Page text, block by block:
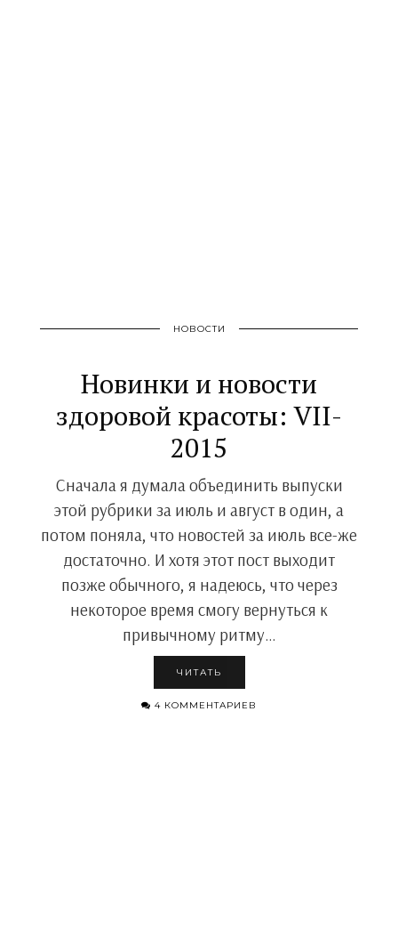
НОВОСТИ
Новинки и новости
здоровой красоты: VII-
2015
Сначала я думала объединить выпуски
этой рубрики за июль и август в один, а
потом поняла, что новостей за июль все-же
достаточно. И хотя этот пост выходит
позже обычного, я надеюсь, что через
некоторое время смогу вернуться к
привычному ритму…
ЧИТАТЬ
4 КОММЕНТАРИЕВ